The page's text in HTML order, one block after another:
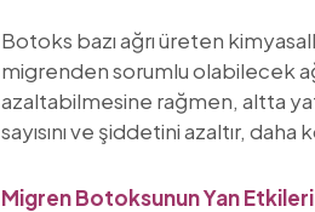
Botoks bazı ağrı üreten
migrenden sorumlu olabilecek
azaltabilmesine rağmen, altta
sayısını ve şiddetini azaltır,
Migren Botoksunun Yan